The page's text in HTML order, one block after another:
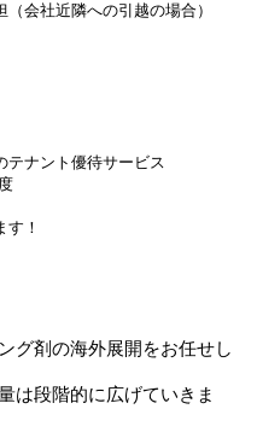
会社近隣への引越の場合）
テナント優待サービス
！
グ剤の海外展開をお任せし
は段階的に広げていきま